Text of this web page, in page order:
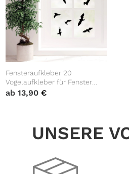
Fensteraufkleber 20
Vogelaufkleber für Fenster
weiß schwarz Vogelschlag
ab13,90€
UNSERE